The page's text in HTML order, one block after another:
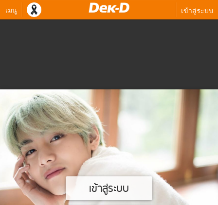
เมนู เข้าสู่ระบบ
เข้าสู่ระบบ